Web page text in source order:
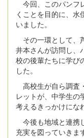
今回、このパンフ
くことを目的に、
いました。
その一環として、
井本さんが訪問し、
校の後輩たちに学び
した。
高校生が自ら調査
レットが、中学生の
考えるきっかけにな
今後も地域と連携
充実を図っていきま